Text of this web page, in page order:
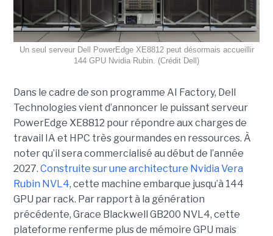
Un seul serveur Dell PowerEdge XE8812 peut désormais accueillir
144 GPU Nvidia Rubin. (Crédit Dell)
Dans le cadre de son programme AI Factory, Dell
Technologies vient d’annoncer le puissant serveur
PowerEdge XE8812 pour répondre aux charges de
travail IA et HPC très gourmandes en ressources. À
noter qu’il sera commercialisé au début de l’année
2027. Construite sur une architecture Nvidia Vera
Rubin NVL4, cette machine embarque jusqu’à 144
GPU par rack. Par rapport à la génération
précédente, Grace Blackwell GB200 NVL4, cette
plateforme renferme plus de mémoire GPU mais